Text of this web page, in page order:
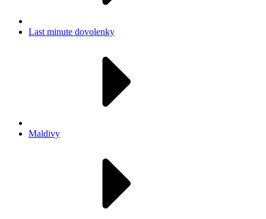
Last minute dovolenky
Maldivy